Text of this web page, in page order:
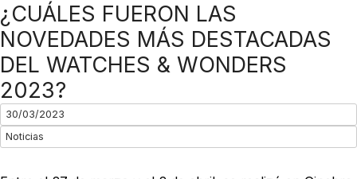
¿CUÁLES FUERON LAS
NOVEDADES MÁS DESTACADAS
DEL WATCHES & WONDERS
2023?
30/03/2023
Noticias